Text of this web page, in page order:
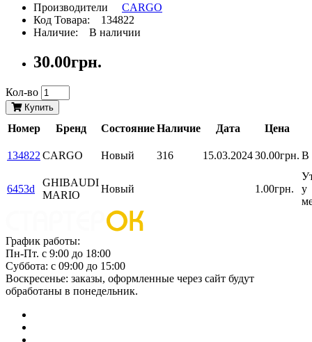
Производители CARGO
Код Товара: 134822
Наличие: В наличии
30.00грн.
Кол-во
Купить
Номер Бренд СостояниеНаличие Дата Цена
134822 CARGO Новый 316 15.03.202430.00грн. В
6453d
GHIBAUDI
MARIO
Новый 1.00грн.
у
График работы:
Пн-Пт. с 9:00 до 18:00
Суббота: с 09:00 до 15:00
Воскресенье: заказы, оформленные через сайт будут
обработаны в понедельник.